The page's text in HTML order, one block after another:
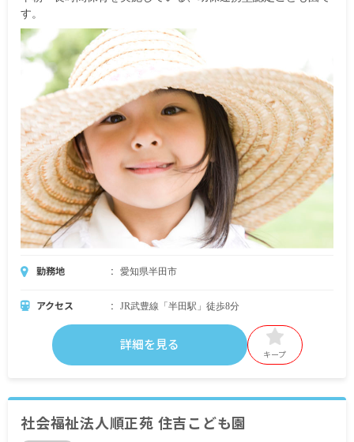
す。
勤務地 愛知県半田市
アクセス JR武豊線「半田駅」徒歩8分
詳細を見る
キープ
社会福祉法人順正苑 住吉こども園